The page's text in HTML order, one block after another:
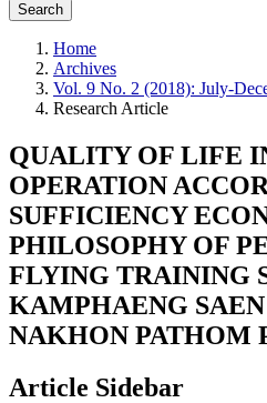
Search
Home
Archives
Vol. 9 No. 2 (2018): July-
Research Article
QUALITY OF LIFE
OPERATION
SUFFICIENCY
PHILOSOPHY OF
FLYING TRAINING
KAMPHAENG
NAKHON PATHOM
Article Sidebar